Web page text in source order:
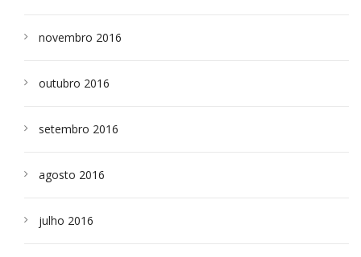
novembro 2016
outubro 2016
setembro 2016
agosto 2016
julho 2016